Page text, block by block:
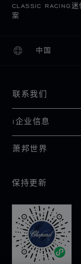
CLASSIC RACING
案
中国
本地化（更
更改国家/地
联系我们
I企业信息
萧邦世界
保持更新